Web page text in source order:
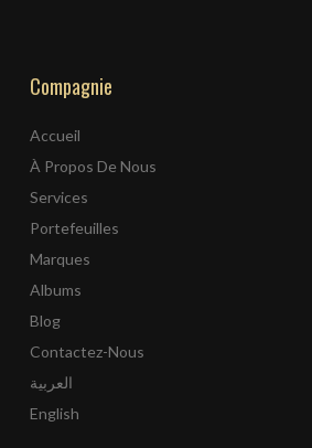
Compagnie
Accueil
À Propos De Nous
Services
Portefeuilles
Marques
Albums
Blog
Contactez-Nous
العربية
English